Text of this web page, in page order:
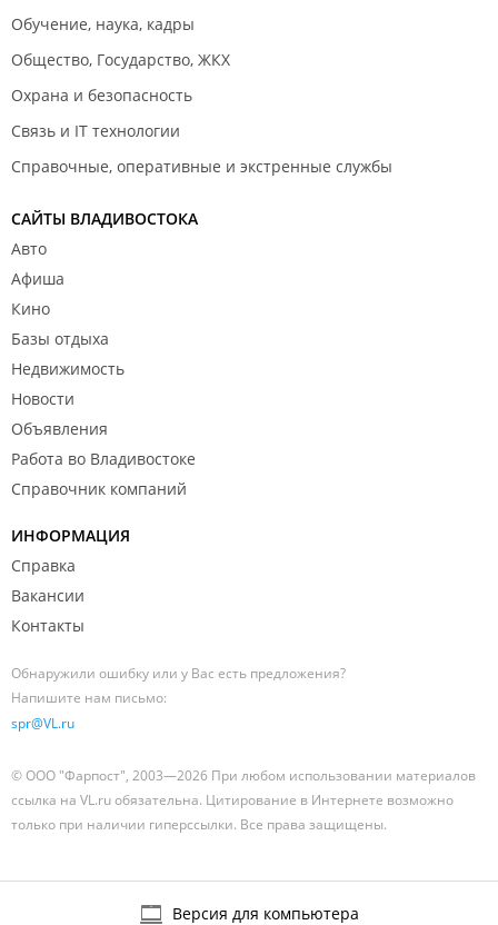
Обучение, наука, кадры
Общество, Государство, ЖКХ
Охрана и безопасность
Связь и IT технологии
Справочные, оперативные и экстренные службы
САЙТЫ ВЛАДИВОСТОКА
Авто
Афиша
Кино
Базы отдыха
Недвижимость
Новости
Объявления
Работа во Владивостоке
Справочник компаний
ИНФОРМАЦИЯ
Справка
Вакансии
Контакты
Обнаружили ошибку или у Вас есть предложения?
Напишите нам письмо:
spr@VL.ru
© ООО "Фарпост", 2003—2026 При любом использовании материалов
ссылка на VL.ru обязательна. Цитирование в Интернете возможно
только при наличии гиперссылки. Все права защищены.
Версия для компьютера